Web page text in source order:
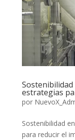
Sostenibilidad
estrategias
por
Sostenibilidad
para reducir el